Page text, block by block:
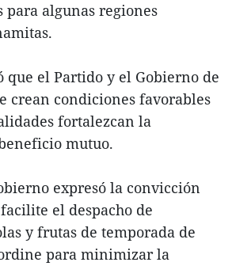
para algunas regiones
el Partido y el Gobierno de
crean condiciones favorables
fortalezcan la
mutuo.
expresó la convicción
el despacho de
y frutas de temporada de
para minimizar la